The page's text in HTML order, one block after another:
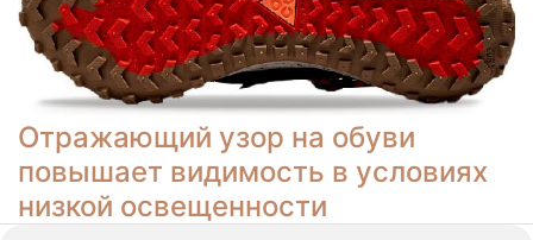
Отражающий узор на обуви
повышает видимость в условиях
низкой освещенности